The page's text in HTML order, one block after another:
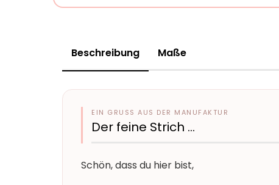
Beschreibung Maße
EIN GRUSS AUS DER MANUFAKTUR
Der feine Strich …
Schön, dass du hier bist,